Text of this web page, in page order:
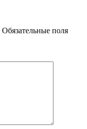
Обязательные поля